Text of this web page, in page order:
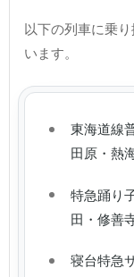
以下の列車に乗
います。
東海道線
田原・熱
特急踊り
田・修善
寝台特急